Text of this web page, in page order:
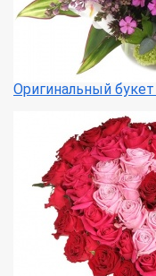
Оригинальный